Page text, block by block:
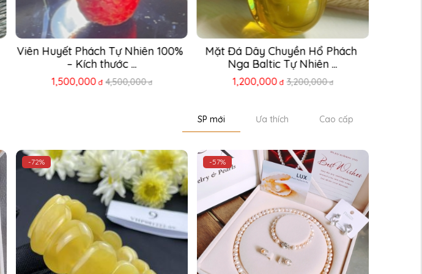
Viên Huyết Phách Tự Nhiên 100%
– Kích thước ...
1,500,000 đ 4,500,000 đ
Mặt Đá Dây Chuyền Hổ Phách
Nga Baltic Tự Nhiên ...
1,200,000 đ 3,200,000 đ
SP mới Ưa thích Cao cấp
-72% -57%